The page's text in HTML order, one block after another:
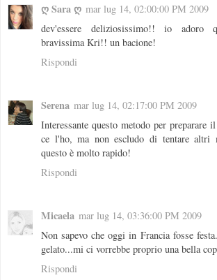
ღ Sara ღ mar lug 14, 02:00:00 PM 2009
dev'essere deliziosissimo!! io adoro
bravissima Kri!! un bacione!
Rispondi
Serena mar lug 14, 02:17:00 PM 2009
Interessante questo metodo per preparare
ce l'ho, ma non escludo di tentare altri
questo è molto rapido!
Rispondi
Micaela mar lug 14, 03:36:00 PM 2009
Non sapevo che oggi in Francia fosse
gelato...mi ci vorrebbe proprio una bella
Rispondi